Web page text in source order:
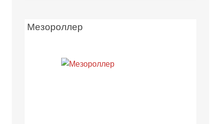
Мезороллер